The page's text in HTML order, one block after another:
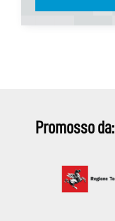
Promosso da: